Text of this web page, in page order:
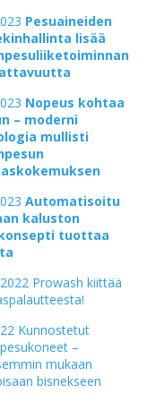
Pesuaineiden
lisää
Nopeus kohtaa
– moderni
mullisti
Automatisoitu
kaluston
tuottaa
Prowash kiittää
Kunnostetut
–
mukaan
bisnekseen